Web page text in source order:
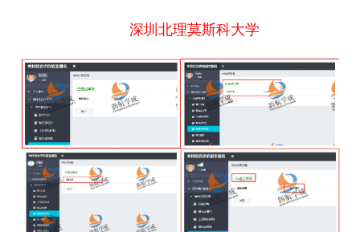
深圳北理莫斯科大学